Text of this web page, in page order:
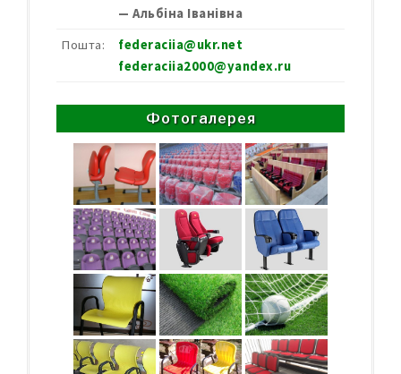
— Альбіна Іванівна
Пошта:
federaciia@ukr.net
federaciia2000@yandex.ru
Фотогалерея